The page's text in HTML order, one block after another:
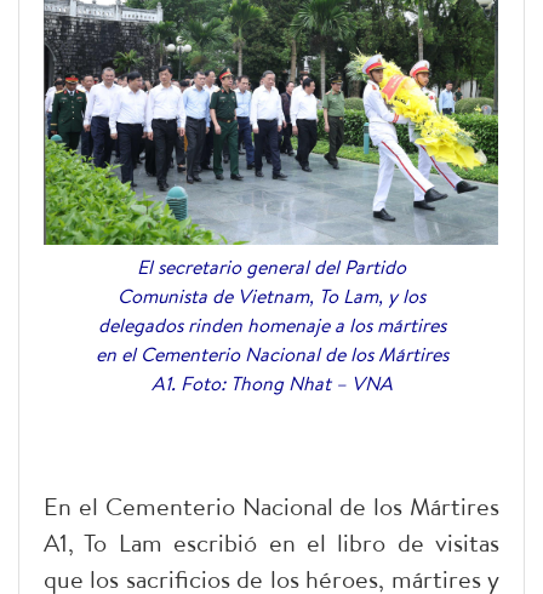
El secretario general del Partido
Comunista de Vietnam, To Lam, y los
delegados rinden homenaje a los mártires
en el Cementerio Nacional de los Mártires
A1. Foto: Thong Nhat – VNA
En el Cementerio Nacional de los Mártires
A1, To Lam escribió en el libro de visitas
que los sacrificios de los héroes, mártires y